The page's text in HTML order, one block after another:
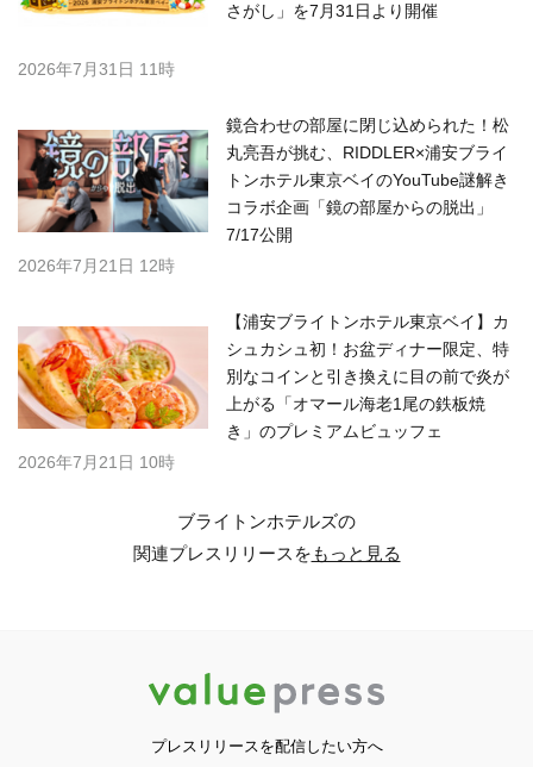
さがし」を7月31日より開催
2026年7月31日 11時
鏡合わせの部屋に閉じ込められた！松
丸亮吾が挑む、RIDDLER×浦安ブライ
トンホテル東京ベイのYouTube謎解き
コラボ企画「鏡の部屋からの脱出」
7/17公開
2026年7月21日 12時
【浦安ブライトンホテル東京ベイ】カ
シュカシュ初！お盆ディナー限定、特
別なコインと引き換えに目の前で炎が
上がる「オマール海老1尾の鉄板焼
き」のプレミアムビュッフェ
2026年7月21日 10時
ブライトンホテルズの
関連プレスリリースをもっと見る
プレスリリースを配信したい方へ